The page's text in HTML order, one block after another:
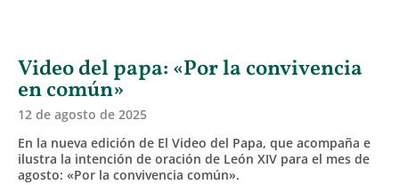
Video del papa: «Por la convivencia
en común»
12 de agosto de 2025
En la nueva edición de El Video del Papa, que acompaña e
ilustra la intención de oración de León XIV para el mes de
agosto: «Por la convivencia común».